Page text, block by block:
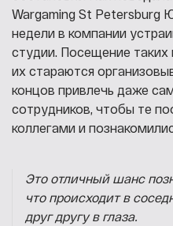
Wargaming St Petersburg
недели в компании
студии. Посещение таких
их стараются
концов привлечь даже
сотрудников, чтобы те
коллегами и
Это отличный шанс
что происходит в
друг другу в глаза.